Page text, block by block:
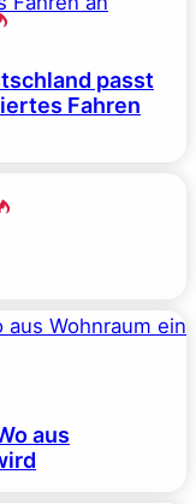
passt
Fahren
aus